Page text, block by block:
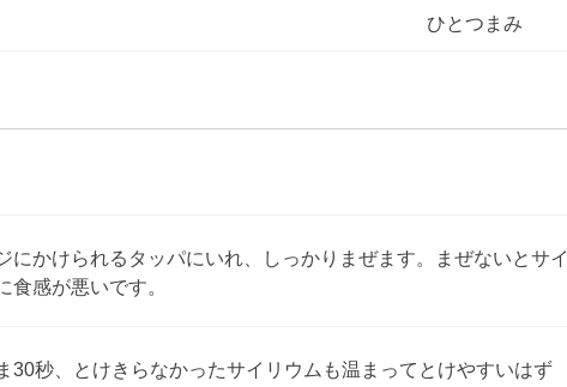
ひとつまみ
にかけられるタッパにいれ、しっかりまぜます。まぜないとサイ
食感が悪いです。
30秒、とけきらなかったサイリウムも温まってとけやすいはず